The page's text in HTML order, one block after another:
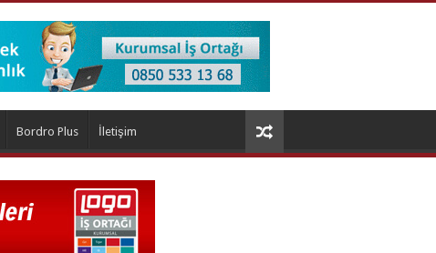
Bordro Plus İletişim